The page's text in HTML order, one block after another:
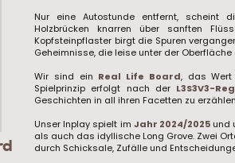
Nur eine Autostunde entfernt, scheint
Holzbrücken knarren über sanften
Kopfsteinpflaster birgt die Spuren
Geheimnisse, die leise unter der
Wir sind ein Real Life Board, das Wert
Spielprinzip erfolgt nach der L3S3V3-
Geschichten in all ihren Facetten zu
Unser Inplay spielt im Jahr 2024/2025und
als auch das idyllische Long Grove. Zwei
durch Schicksale, Zufälle und